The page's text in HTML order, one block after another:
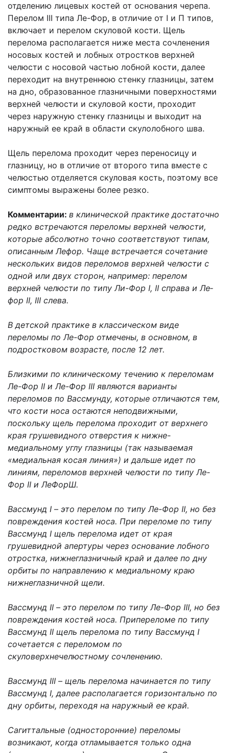
отделению лицевых костей от основания черепа.
Перелом III типа Ле-Фор, в отличие от I и П типов,
включает и перелом скуловой кости. Щель
перелома располагается ниже места сочленения
носовых костей и лобных отростков верхней
челюсти с носовой частью лобной кости, далее
переходит на внутреннюю стенку глазницы, затем
на дно, образованное глазничными поверхностями
верхней челюсти и скуловой кости, проходит
через наружную стенку глазницы и выходит на
наружный ее край в области скулолобного шва.
Щель перелома проходит через переносицу и
глазницу, но в отличие от второго типа вместе с
челюстью отделяется скуловая кость, поэтому все
симптомы выражены более резко.
Комментарии: в клинической практике достаточно
редко встречаются перело­мы верхней челюсти,
которые абсолютно точно соответствуют типам,
описанным Ле­фор. Чаще встречается сочетание
нескольких видов переломов верхней челюсти с
одной или двух сторон, например: перелом
верхней челюсти по типу Ли-Фор I, II справа и Ле­
фор II, III слева.
В детской практике в классическом виде
переломы по Ле-Фор отмечены, в основном, в
подростковом возрасте, после 12 лет.
Близкими по клиническому течению к переломам
Ле-Фор II и Ле-Фор III являются варианты
переломов по Вассмунду, которые отличаются тем,
что кости носа остают­ся неподвижными,
поскольку щель перелома проходит от верхнего
края грушевидного отверстия к нижне-
медиальному углу глазницы (так называемая
«медиальная косая линия») и дальше идет по
линиям, переломов верхней челюсти по типу Ле-
Фор II и Ле­ФорШ.
Вассмунд I – это перелом по типу Ле-Фор II, но без
повреждения костей носа. При переломе по типу
Вассмунд I щель перелома идет от края
грушевидной апертуры через основание лобного
отростка, нижнеглазничный край и далее по дну
орбиты по направлению к медиальному краю
нижнеглазничной щели.
Вассмунд II – это перелом по типу Ле-Фор III, но без
повреждения костей носа. Припереломе по типу
Вассмунд II щель перелома по типу Вассмунд I
сочетается с переломом по
скуловерхнечелюстному сочленению.
Вассмунд III – щель перелома начинается по типу
Вассмунд I, далее располагается горизонтально по
дну орбиты, переходя на наружный ее край.
Сагиттальные (односторонние) переломы
возникают, когда отламывается только одна